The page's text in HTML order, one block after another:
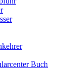
Buch